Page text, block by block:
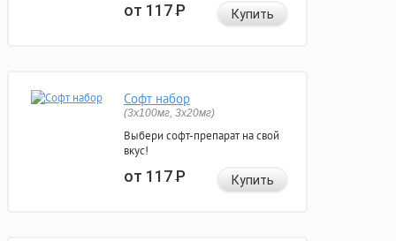
от 117Р Купить
Софт набор
(3x100мг, 3x20мг)
Выбери софт-препарат на свой
вкус!
от 117Р Купить